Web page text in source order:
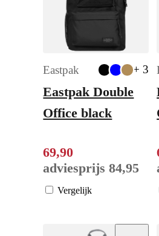
+ 3
Eastpak
Eastpak Double
Office black
69,90
adviesprijs84,95
Vergelijk